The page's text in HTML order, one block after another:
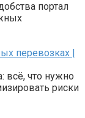
портал
перевозках |
всё, что нужно
риски